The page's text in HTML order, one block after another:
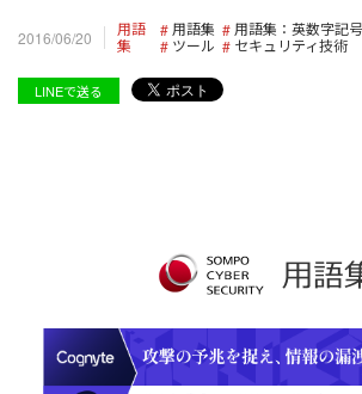
2016/06/20
用語
集
用語集 用語集：英数字記号
ツール
セキュリティ技術
LINEで送る